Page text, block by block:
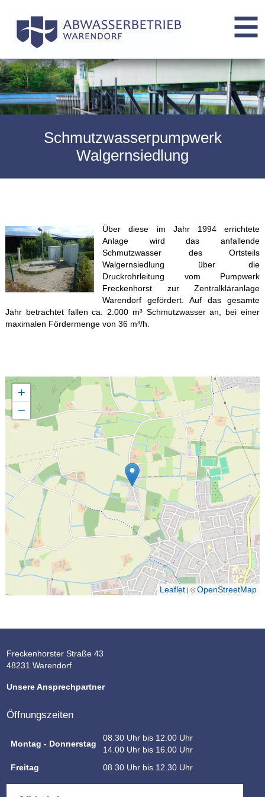
Schmutzwasserpumpwerk
Walgernsiedlung
Über diese im Jahr 1994 errichtete
Anlage wird das anfallende
Schmutzwasser des Ortsteils
Walgernsiedlung über die
Druckrohrleitung vom Pumpwerk
Freckenhorst zur Zentralkläranlage
Warendorf gefördert. Auf das gesamte
Jahr betrachtet fallen ca. 2.000 m³ Schmutzwasser an, bei einer
maximalen Fördermenge von 36 m³/h.
+
−
Leaflet | ©OpenStreetMap
Freckenhorster Straße 43
48231 Warendorf
Unsere Ansprechpartner
Öffnungszeiten
Montag - Donnerstag
08.30 Uhr bis 12.00 Uhr
14.00 Uhr bis 16.00 Uhr
Freitag
08.30 Uhr bis 12.30 Uhr